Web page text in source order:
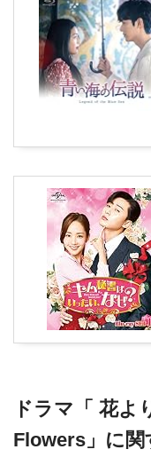
ドラマ「 花よ
Flowers」に